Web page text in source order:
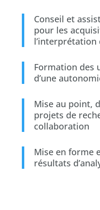
Conseil et
pour les
l’interprétation
Formation des
d’une
Mise au point,
projets de
collaboration
Mise en forme
résultats